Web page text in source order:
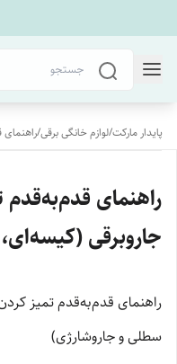
پایدار مارکت/لوازم خانگی برقی/
راهنمای
جاروبرقی
راهنمای قدم‌به‌قدم تمیز
سطلی و جاروشارژی)